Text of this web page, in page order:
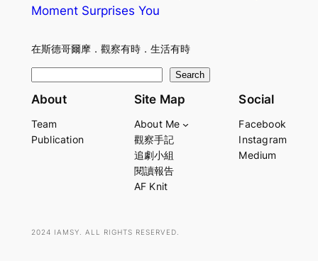
Moment Surprises You
在斯德哥爾摩．觀察有時．生活有時
e
r
Search
About
Team
Publication
Site Map
About Me
觀察手記
追劇小組
閱讀報告
AF Knit
Social
Facebook
Instagram
Medium
2024 IAMSY. ALL RIGHTS RESERVED.